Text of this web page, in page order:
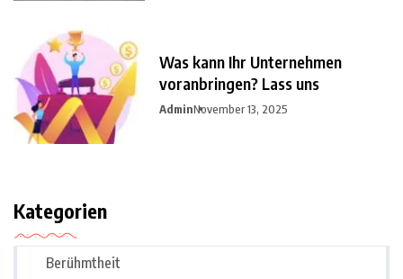
Was kann Ihr Unternehmen
voranbringen? Lass uns
AdminNovember 13, 2025
Kategorien
Berühmtheit